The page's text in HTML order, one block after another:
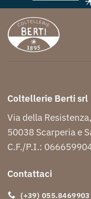
Coltellerie Berti srl
Via della
50038 Scarperia e
C.F./P.I.:
Contattaci
(+39) 055.8469903